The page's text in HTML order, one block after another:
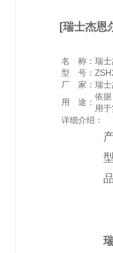
[瑞士杰恩
名 称：瑞
型 号：
厂 家：瑞
用 途：
依
用
详细介绍：